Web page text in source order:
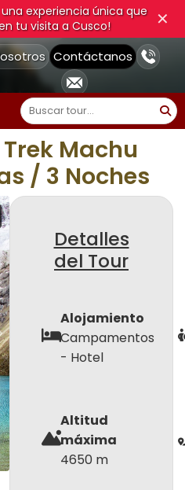
una experiencia única que
tu visita a Cusco!
✕
Contáctanos
Machu
/ 3 Noches
Detalles
del Tour
Alojamiento
Campamentos
- Hotel
Altitud
máxima
4650 m